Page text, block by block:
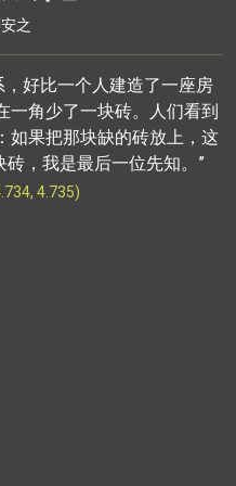
之
好比一个人建造了一座房
一角少了一块砖。人们看到
如果把那块缺的砖放上，这
，我是最后一位先知。”
4.735)